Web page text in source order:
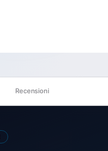
Recensioni